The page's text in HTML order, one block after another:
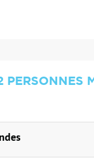
PERSONNES